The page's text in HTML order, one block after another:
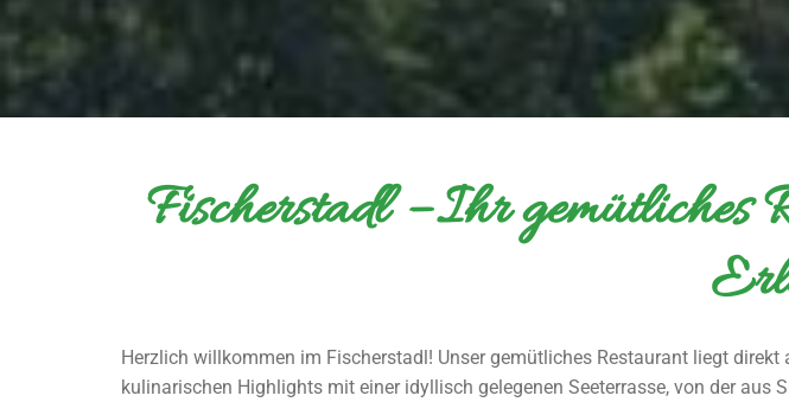
Fischerstadl – Ihr gemütliches
Herzlich willkommen im Fischerstadl! Unser gemütliches Restaurant liegt
kulinarischen Highlights mit einer idyllisch gelegenen Seeterrasse, von der aus